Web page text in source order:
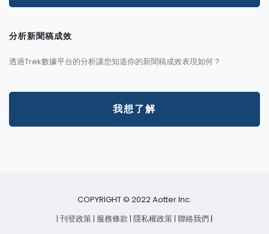
分析新聞稿成效
透過Trek數據平台的分析讓您知道你的新聞稿成效表現如何？
我想了解
COPYRIGHT © 2022 Aotter Inc.
| 刊登政策| 服務條款| 隱私權政策| 聯絡我們 |